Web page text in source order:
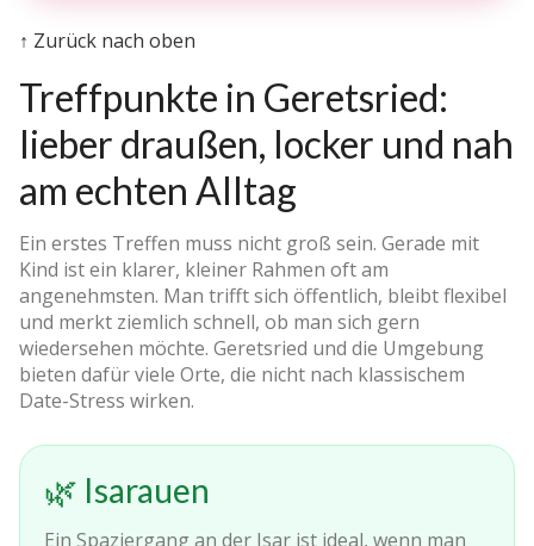
↑ Zurück nach oben
Treffpunkte in Geretsried:
lieber draußen, locker und nah
am echten Alltag
Ein erstes Treffen muss nicht groß sein. Gerade mit
Kind ist ein klarer, kleiner Rahmen oft am
angenehmsten. Man trifft sich öffentlich, bleibt flexibel
und merkt ziemlich schnell, ob man sich gern
wiedersehen möchte. Geretsried und die Umgebung
bieten dafür viele Orte, die nicht nach klassischem
Date-Stress wirken.
🌿 Isarauen
Ein Spaziergang an der Isar ist ideal, wenn man